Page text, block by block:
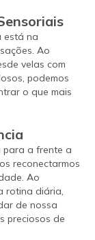
está na
Ao
velas com
podemos
o que mais
para a frente a
reconectarmos
Ao
rotina diária,
de nossa
preciosos de